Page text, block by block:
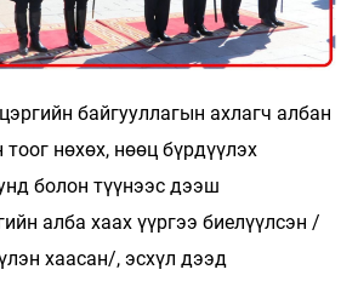
байгууллагын ахлагч албан
нөхөх, нөөц бүрдүүлэх
болон түүнээс дээш
алба хаах үүргээ биелүүлсэн /
хаасан/, эсхүл дээд